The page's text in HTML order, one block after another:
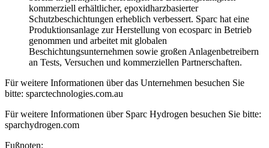
kommerziell erhältlicher, epoxidharzbasierter
Schutzbeschichtungen erheblich verbessert. Sparc hat eine
Produktionsanlage zur Herstellung von ecosparc in Betrieb
genommen und arbeitet mit globalen
Beschichtungsunternehmen sowie großen Anlagenbetreibern
an Tests, Versuchen und kommerziellen Partnerschaften.
Für weitere Informationen über das Unternehmen besuchen Sie
bitte: sparctechnologies.com.au
Für weitere Informationen über Sparc Hydrogen besuchen Sie bitte:
sparchydrogen.com
Fußnoten: